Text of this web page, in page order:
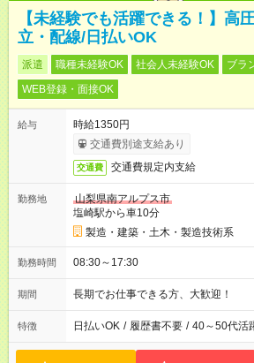
【未経験でも活躍できる！】高
立・配線/日払いOK
派遣 職種未経験OK 社会人未経験OK
ブラ
WEB登録・面接OK
給与
時給1350円
交通費別途支給あり
交通費 交通費規定内支給
勤務地
山梨県南アルプス市
塩崎駅から車10分
製造・建築・土木・製造技術系
勤務時間 08:30～17:30
期間 長期でお仕事できる方、大歓迎！
特徴 日払いOK / 履歴書不要 / 40～50代活